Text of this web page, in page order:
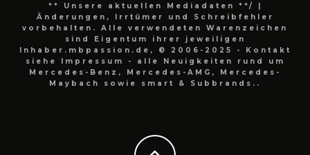
** Unsere aktuellen Mediadaten **/
|
Änderungen, Irrtümer und Schreibfehler
vorbehalten. Alle verwendeten Warenzeichen
sind Eigentum ihrer jeweiligen
Inhaber.mbpassion.de, © 2006-2025 - Kontakt
siehe Impressum - alle Neuigkeiten rund um
Mercedes-Benz, Mercedes-AMG, Mercedes-
Maybach sowie smart & Subbrands..